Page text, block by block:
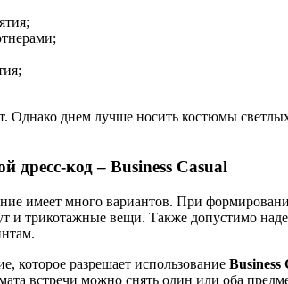
Однако днем лучше носить костюмы
дресс-код – Business Casual
имеет много вариантов. При
и трикотажные вещи. Также допустимо
которое разрешает использование Business
встречи можно снять один или оба